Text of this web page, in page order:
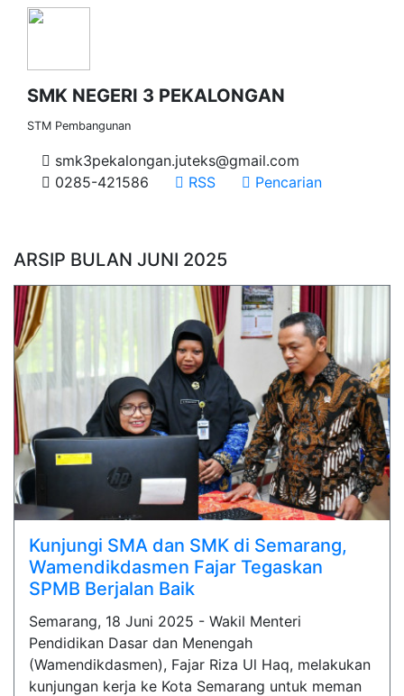
SMK NEGERI 3 PEKALONGAN
STM Pembangunan
smk3pekalongan.juteks@gmail.com
0285-421586
RSS Pencarian
ARSIP BULAN JUNI 2025
Kunjungi SMA dan SMK di Semarang,
Wamendikdasmen Fajar Tegaskan
SPMB Berjalan Baik
Semarang, 18 Juni 2025 - Wakil Menteri
Pendidikan Dasar dan Menengah
(Wamendikdasmen), Fajar Riza Ul Haq, melakukan
kunjungan kerja ke Kota Semarang untuk meman